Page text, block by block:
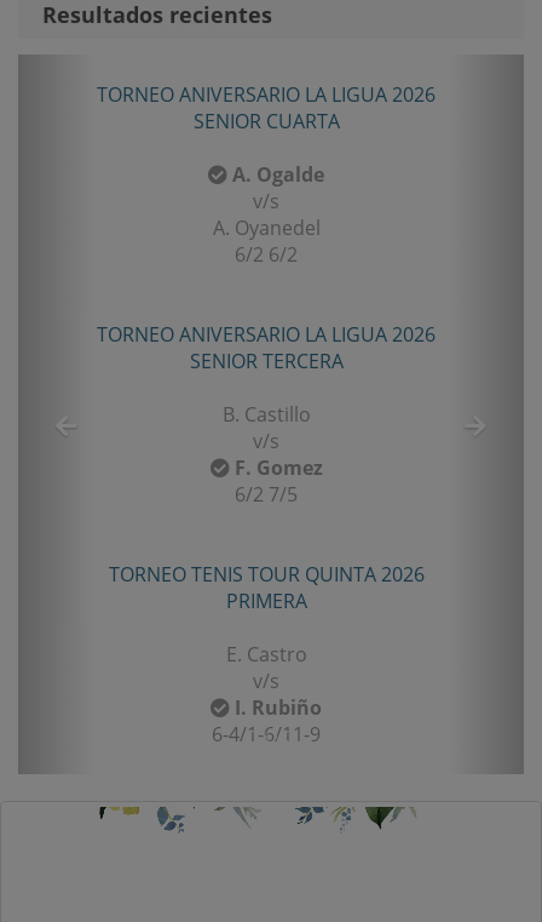
Resultados recientes
TORNEO ANIVERSARIO LA LIGUA 2026
SENIOR CUARTA
A. Ogalde
A. Oyanedel
6/2 6/2
TORNEO ANIVERSARIO LA LIGUA 2026
SENIOR TERCERA
B. Castillo
F. Gomez
6/2 7/5
TORNEO TENIS TOUR QUINTA 2026
PRIMERA
E. Castro
I. Rubiño
6-4/1-6/11-9